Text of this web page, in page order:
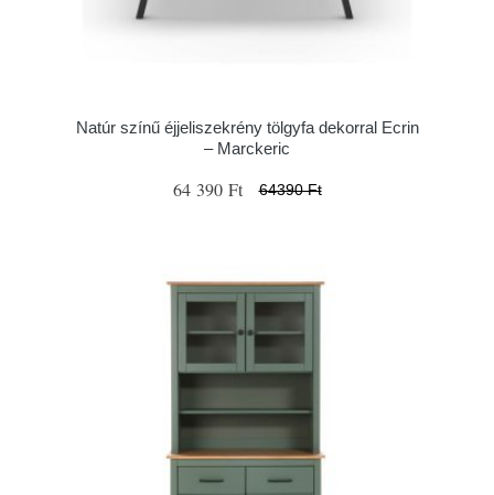
Natúr színű éjjeliszekrény tölgyfa dekorral Ecrin
– Marckeric
64 390 Ft 64390 Ft